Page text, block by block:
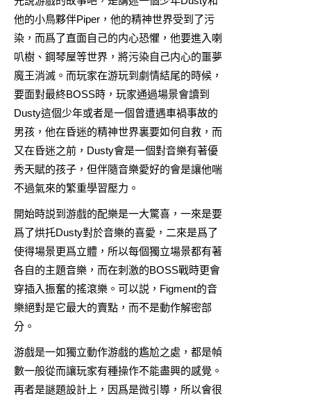
他的小鳥夥伴Piper，他的精神世界受到了污
染，而爲了直面自己的内心恐懼，他要進入喇
叭樹、鋼琴屋等世界，將污染自己内心的噩夢
魔王消滅。而玩家在游玩到劇情結尾的時候，
要面對最終BOSS時，玩家通過場景會讀到
Dusty這個少年或者是一個曾遭遇車禍事故的
男孩，他在昏迷的精神世界裏要如何自救，而
又在昏迷之前，Dusty會是一個對音樂有著優
秀天賦的孩子，但伴隨音樂愛好的會是讓他喘
不過氣來的繁重學習壓力。
開始時説到游戲的配樂是一大驚喜，一來是要
爲了烘托Dusty對於音樂的喜愛，二來是爲了
使得場景更爲立體，所以每個獨立場景都有著
各自的主題音樂，而在刺激的BOSS戰時更會
穿插入振奮的搖滾樂。可以説，Figment的音
樂絕對是它最大的賣點，而不是動作解密部
分。
游戲是一如獨立動作游戲的尷尬之處，都是幀
數一般從而讓玩家有種操作不能盡興的感覺。
再者是謎題設計上，因爲是微引導，所以會很